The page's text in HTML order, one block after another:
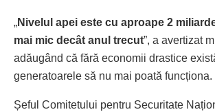
„Nivelul apei este cu aproape 2
mai mic decât anul trecut”, a avertizat
adăugând că fără economii drastice
generatoarele să nu mai poată funcționa.
Șeful Comitetului pentru Securitate